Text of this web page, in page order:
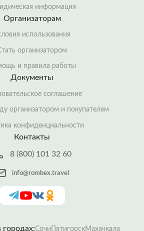
информация
Организаторам
использования
организатором
и правила работы
Документы
соглашение
организатором и покупателем
конфиденциальности
Контакты
8 (800) 101 32 60
info@rombex.travel
городах:Сочи ПятигорскМахачкала